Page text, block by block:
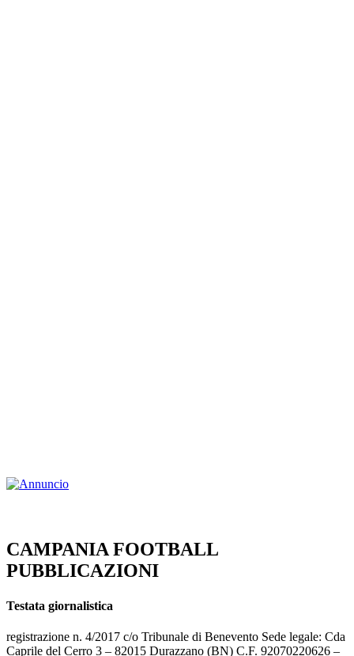
CAMPANIA FOOTBALL
PUBBLICAZIONI
Testata giornalistica
registrazione n. 4/2017 c/o Tribunale di Benevento Sede legale: Cda
Caprile del Cerro 3 – 82015 Durazzano (BN) C.F. 92070220626 –